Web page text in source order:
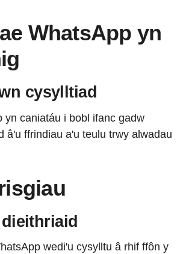
WhatsApp yn
cysylltiad
yn caniatáu i bobl ifanc gadw
â'u ffrindiau a'u teulu trwy alwadau
wedi'u cysylltu â rhif ffôn y